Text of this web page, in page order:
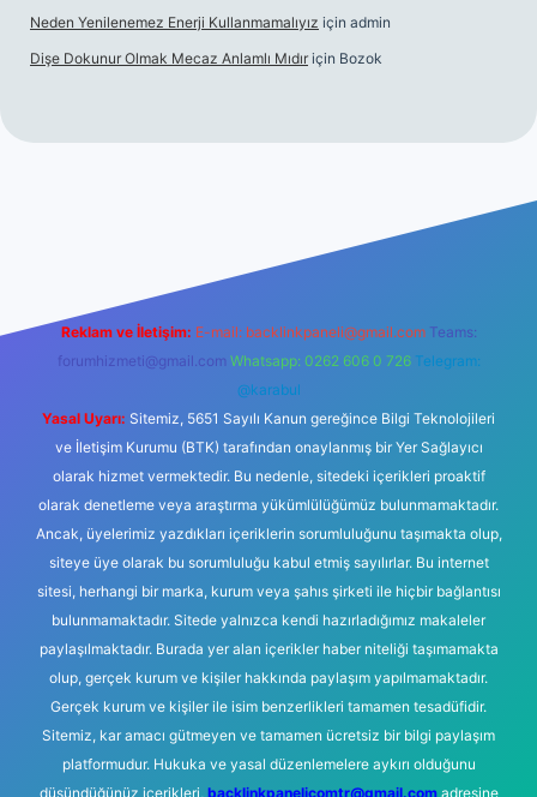
Neden Yenilenemez Enerji Kullanmamalıyız için admin
Dişe Dokunur Olmak Mecaz Anlamlı Mıdır için Bozok
Reklam ve İletişim: E-mail: backlinkpaneli@gmail.com Teams:
forumhizmeti@gmail.com Whatsapp: 0262 606 0 726 Telegram:
@karabul
Yasal Uyarı: Sitemiz, 5651 Sayılı Kanun gereğince Bilgi Teknolojileri
ve İletişim Kurumu (BTK) tarafından onaylanmış bir Yer Sağlayıcı
olarak hizmet vermektedir. Bu nedenle, sitedeki içerikleri proaktif
olarak denetleme veya araştırma yükümlülüğümüz bulunmamaktadır.
Ancak, üyelerimiz yazdıkları içeriklerin sorumluluğunu taşımakta olup,
siteye üye olarak bu sorumluluğu kabul etmiş sayılırlar. Bu internet
sitesi, herhangi bir marka, kurum veya şahıs şirketi ile hiçbir bağlantısı
bulunmamaktadır. Sitede yalnızca kendi hazırladığımız makaleler
paylaşılmaktadır. Burada yer alan içerikler haber niteliği taşımamakta
olup, gerçek kurum ve kişiler hakkında paylaşım yapılmamaktadır.
Gerçek kurum ve kişiler ile isim benzerlikleri tamamen tesadüfidir.
Sitemiz, kar amacı gütmeyen ve tamamen ücretsiz bir bilgi paylaşım
platformudur. Hukuka ve yasal düzenlemelere aykırı olduğunu
düşündüğünüz içerikleri, backlinkpanelicomtr@gmail.comadresine